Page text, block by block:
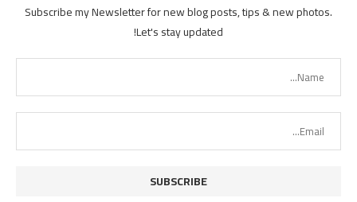
Subscribe my Newsletter for new blog posts, tips & new photos.
Let's stay updated!